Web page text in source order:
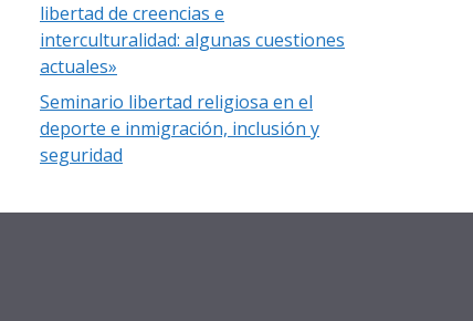
libertad de creencias e
interculturalidad: algunas cuestiones
actuales»
Seminario libertad religiosa en el
deporte e inmigración, inclusión y
seguridad